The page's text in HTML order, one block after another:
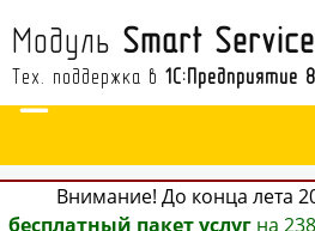
Модуль Smart
Тех. поддержка в 1С:Предприятие 8
Внимание! До конца лета
бесплатный пакет услугна